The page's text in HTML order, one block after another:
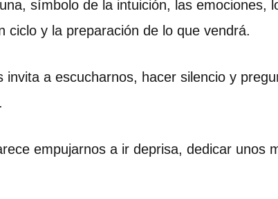
símbolo de la intuición, las emociones,
ciclo y la preparación de lo que vendrá.
invita a escucharnos, hacer silencio y
empujarnos a ir deprisa, dedicar unos